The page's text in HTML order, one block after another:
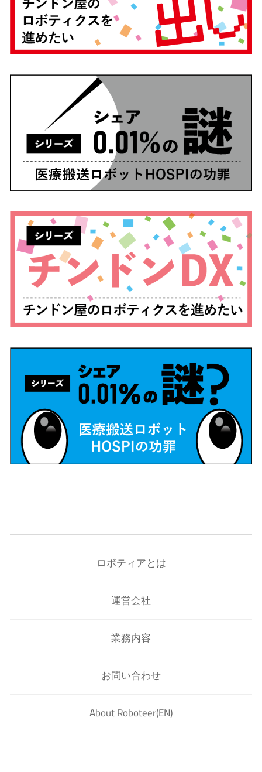
ロボティアとは
運営会社
業務内容
お問い合わせ
About Roboteer(EN)